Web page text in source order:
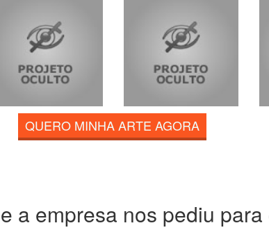
QUERO MINHA ARTE AGORA
a empresa nos pediu para